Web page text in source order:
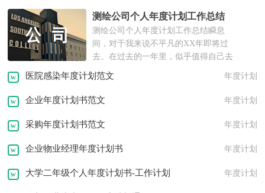
测绘公司个人年度计划工作总结
测绘公司个人年度计划工作总结瞬息
间，对于我来说不平凡的XX年即将过
去。在过去的一年里，似乎值得自己去
回...
医院感染年度计划范文 年度计划
企业年度计划书范文 年度计划
采购年度计划书范文 年度计划
企业物业经理年度计划书 年度计划
大学二年级个人年度计划书-工作计划 年度计划